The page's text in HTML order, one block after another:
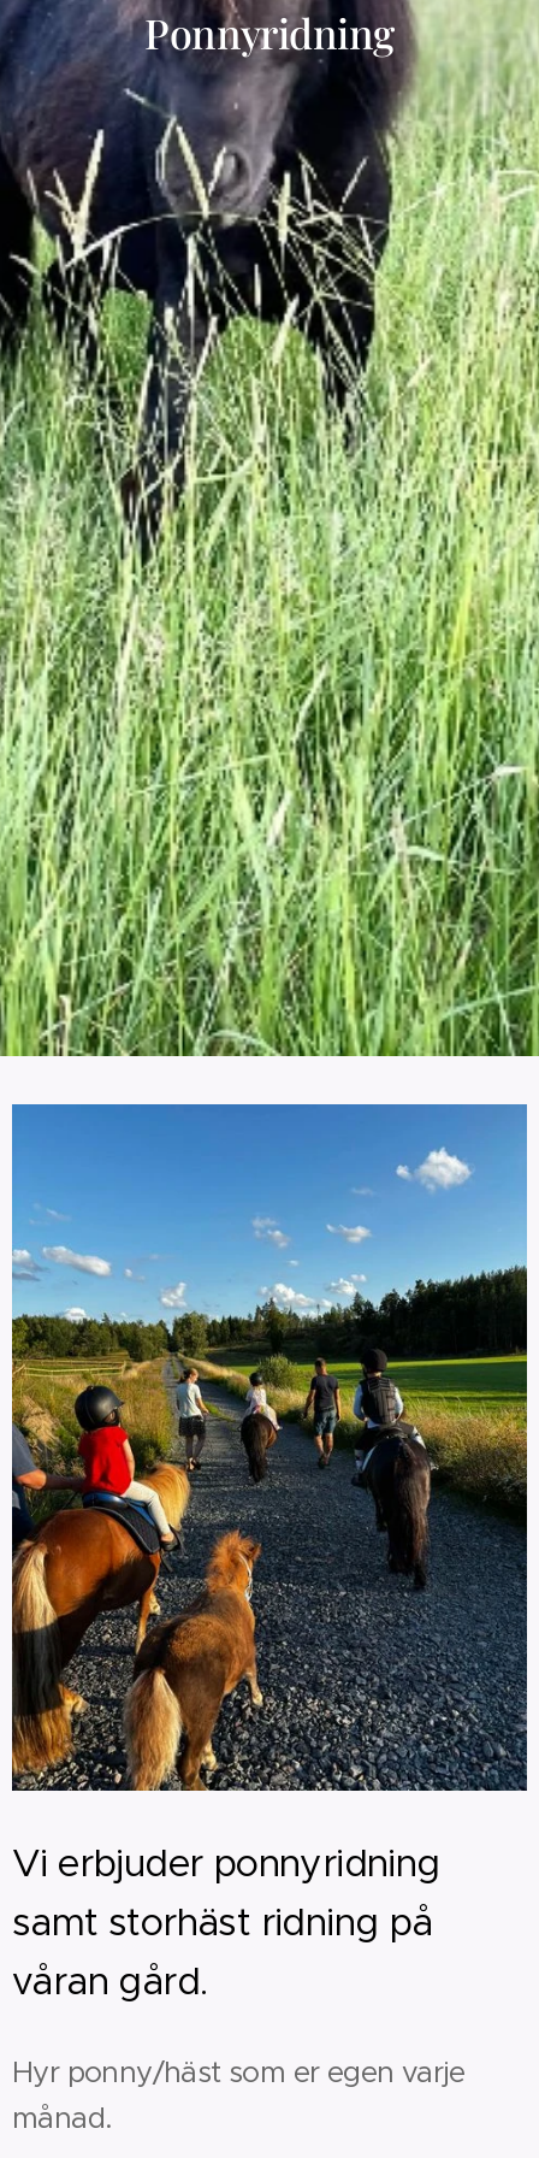
Ponnyridning
Vi erbjuder ponnyridning
samt storhäst ridning på
våran gård.
Hyr ponny/häst som er egen varje
månad.